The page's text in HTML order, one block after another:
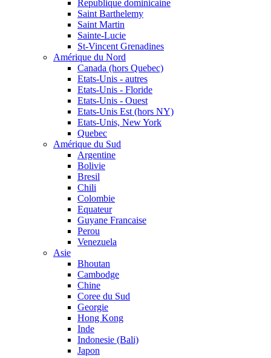
Republique dominicaine
Saint Barthelemy
Saint Martin
Sainte-Lucie
St-Vincent Grenadines
Amérique du Nord
Canada (hors Quebec)
Etats-Unis - autres
Etats-Unis - Floride
Etats-Unis - Ouest
Etats-Unis Est (hors NY)
Etats-Unis, New York
Quebec
Amérique du Sud
Argentine
Bolivie
Bresil
Chili
Colombie
Equateur
Guyane Francaise
Perou
Venezuela
Asie
Bhoutan
Cambodge
Chine
Coree du Sud
Georgie
Hong Kong
Inde
Indonesie (Bali)
Japon